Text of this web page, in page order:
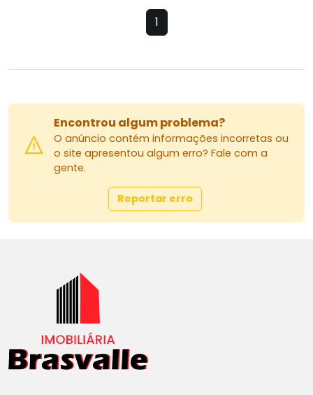
1
Encontrou algum problema?
O anúncio contém informações incorretas ou
o site apresentou algum erro? Fale com a
gente.
Reportar erro